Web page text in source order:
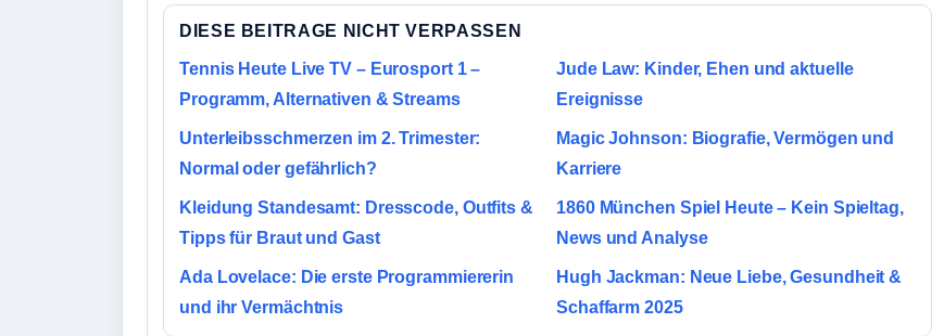
DIESE BEITRAGE NICHT VERPASSEN
Tennis Heute Live TV – Eurosport 1 –
Programm, Alternativen & Streams
Jude Law: Kinder, Ehen und aktuelle
Ereignisse
Unterleibsschmerzen im 2. Trimester:
Normal oder gefährlich?
Magic Johnson: Biografie, Vermögen und
Karriere
Kleidung Standesamt: Dresscode, Outfits &
Tipps für Braut und Gast
1860 München Spiel Heute – Kein Spieltag,
News und Analyse
Ada Lovelace: Die erste Programmiererin
und ihr Vermächtnis
Hugh Jackman: Neue Liebe, Gesundheit &
Schaffarm 2025